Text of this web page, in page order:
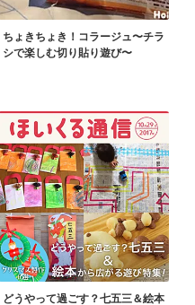
ちょきちょき！コラージュ〜チラ
シで楽しむ切り貼り遊び〜
どうやって過ごす？七五三＆絵本